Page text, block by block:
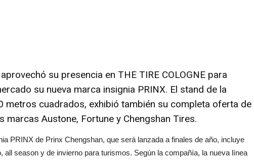
su presencia en THE TIRE COLOGNE para
su nueva marca insignia PRINX. El stand de la
metros cuadrados, exhibió también su completa oferta de
marcas Austone, Fortune y Chengshan Tires.
PRINX de Prinx Chengshan, que será lanzada a finales de año, incluye
all season y de invierno para turismos. Según la compañía, la nueva línea